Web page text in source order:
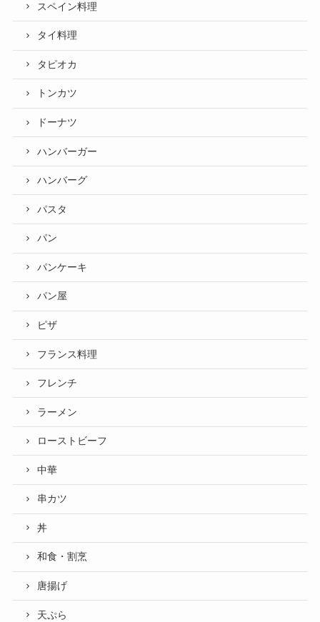
スペイン料理
タイ料理
タピオカ
トンカツ
ドーナツ
ハンバーガー
ハンバーグ
パスタ
パン
パンケーキ
パン屋
ピザ
フランス料理
フレンチ
ラーメン
ローストビーフ
中華
串カツ
丼
和食・割烹
唐揚げ
天ぷら